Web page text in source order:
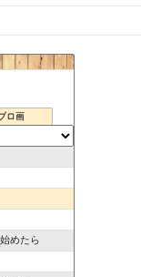
ロ画
めたら